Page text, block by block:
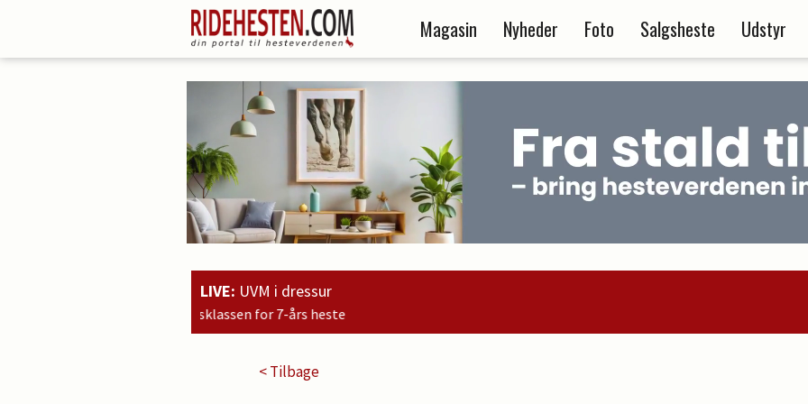
Magasin Nyheder Foto Salgsheste Udstyr
LIVE: UVM i dressur
< Tilbage